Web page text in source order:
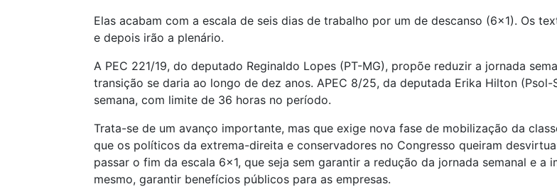
Elas acabam com a escala de seis dias de trabalho por um de descanso (6x1). Os
e depois irão a plenário.
A PEC 221/19, do deputado Reginaldo Lopes (PT-MG), propõe reduzir a jornada
transição se daria ao longo de dez anos. APEC 8/25, da deputada Erika Hilton
semana, com limite de 36 horas no período.
Trata-se de um avanço importante, mas que exige nova fase de mobilização da
que os políticos da extrema-direita e conservadores no Congresso queiram
passar o fim da escala 6x1, que seja sem garantir a redução da jornada semanal e
mesmo, garantir benefícios públicos para as empresas.